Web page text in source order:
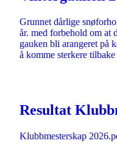
Grunnet dårlige
år. med forbehold om at
gauken bli arangeret på
å komme sterkere
Resultat
Klubbmesterskap